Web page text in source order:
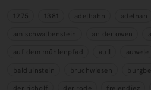
1275 1381 adelhahn adelhan
am schwalbenstein
an der owen
auf dem mühlenpfad
aull auwele
balduinstein
bruchwiesen
der richolf
der rode freiendiez